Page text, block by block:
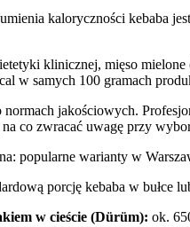
kaloryczności kebaba
klinicznej, mięso mielone
w samych 100 gramach
normach jakościowych.
na co zwracać uwagę przy
popularne warianty w
porcję kebaba w bułce
w cieście (Dürüm): ok.